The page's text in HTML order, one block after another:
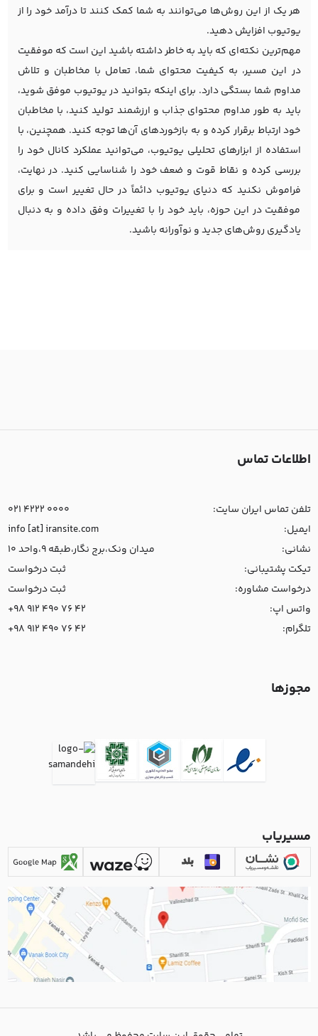
هر یک از این روش‌ها می‌توانند به شما کمک کنند تا درآمد خود را از
یوتیوب افزایش دهید.
مهم‌ترین نکته‌ای که باید به خاطر داشته باشید این است که موفقیت
در این مسیر، به کیفیت محتوای شما، تعامل با مخاطبان و تلاش
مداوم شما بستگی دارد. برای اینکه بتوانید در یوتیوب موفق شوید،
باید به طور مداوم محتوای جذاب و ارزشمند تولید کنید، با مخاطبان
خود ارتباط برقرار کرده و به بازخوردهای آن‌ها توجه کنید. همچنین، با
استفاده از ابزارهای تحلیلی یوتیوب، می‌توانید عملکرد کانال خود را
بررسی کرده و نقاط قوت و ضعف خود را شناسایی کنید. در نهایت،
فراموش نکنید که دنیای یوتیوب دائماً در حال تغییر است و برای
موفقیت در این حوزه، باید خود را با تغییرات وفق داده و به دنبال
یادگیری روش‌های جدید و نوآورانه باشید.
اطلاعات تماس
تلفن تماس ایران سایت:
021 4222 0000
ایمیل:
info [at] iransite.com
نشانی:
میدان ونک،برج نگار،طبقه 9،واحد 10
تیکت پشتیبانی:
ثبت درخواست
درخواست مشاوره:
ثبت درخواست
واتس اپ:
+98 912 490 76 42
تلگرام:
+98 912 490 76 42
مجوزها
مسیریاب